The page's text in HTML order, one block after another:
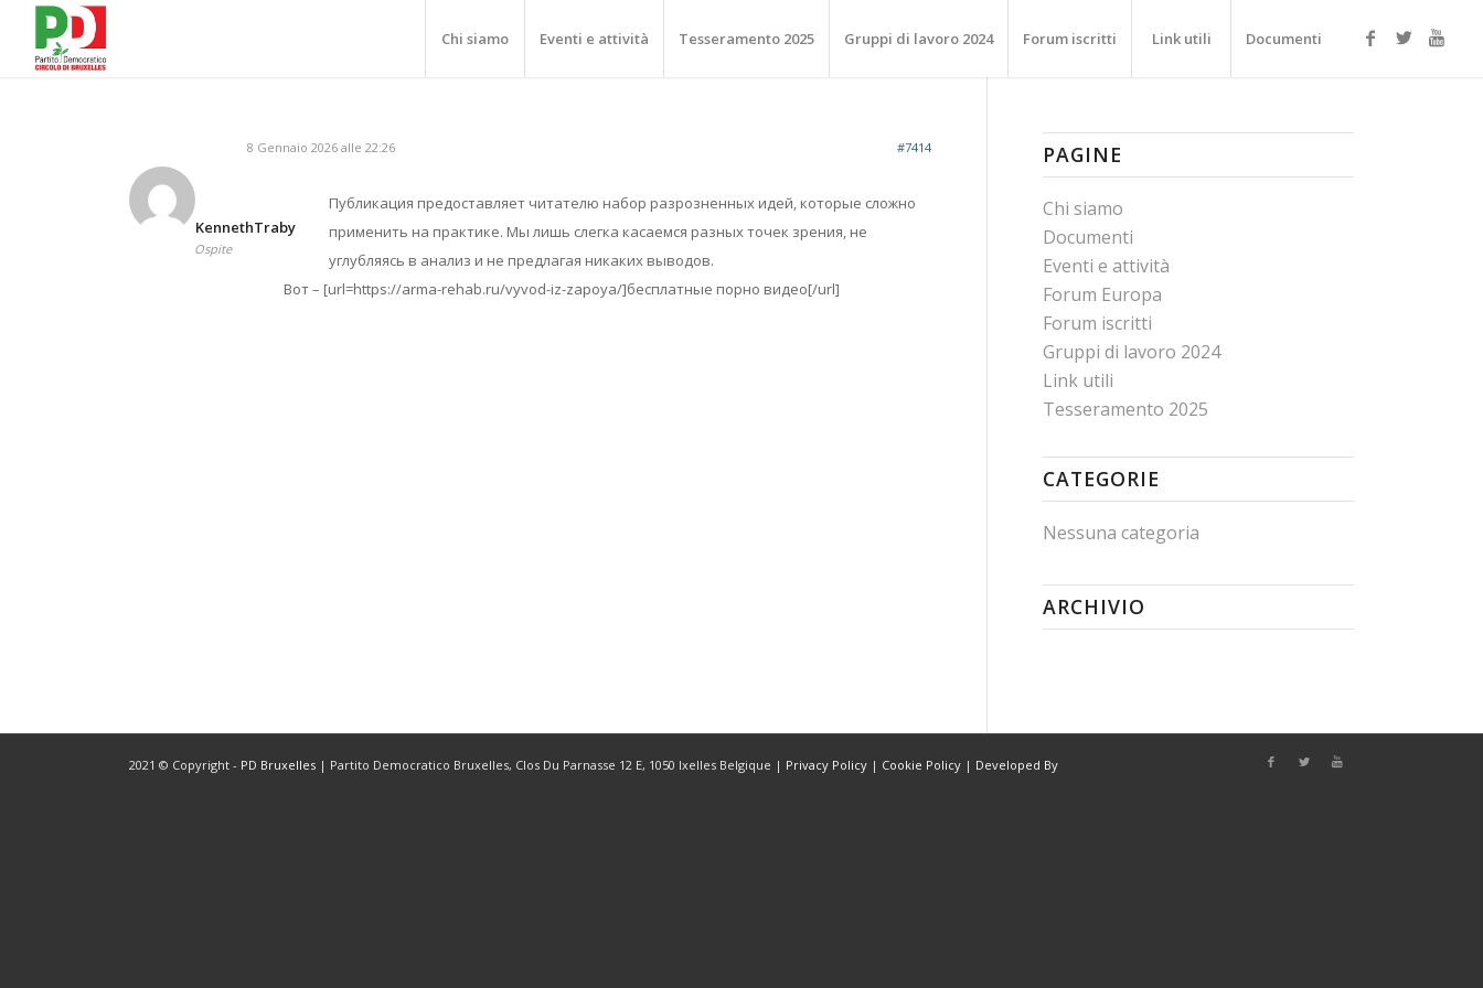
Chi siamo Eventi e attività Tesseramento 2025 Gruppi di lavoro 2024 Forum iscritti Link utili Documenti
8 Gennaio 2026 alle 22:26 #7414
KennethTraby
Ospite
Публикация предоставляет читателю набор разрозненных идей, которые сложно
применить на практике. Мы лишь слегка касаемся разных точек зрения, не
углубляясь в анализ и не предлагая никаких выводов.
Вот – [url=https://arma-rehab.ru/vyvod-iz-zapoya/]бесплатные порно видео[/url]
PAGINE
Chi siamo
Documenti
Eventi e attività
Forum Europa
Forum iscritti
Gruppi di lavoro 2024
Link utili
Tesseramento 2025
CATEGORIE
Nessuna categoria
ARCHIVIO
2021 © Copyright - PD Bruxelles | Partito Democratico Bruxelles, Clos Du Parnasse 12 E, 1050 Ixelles Belgique | Privacy Policy | Cookie Policy | Developed By